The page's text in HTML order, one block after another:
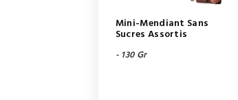
Mini-Mendiant Sans
Sucres Assortis
- 130 Gr